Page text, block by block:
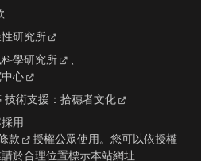
研究所
學研究所
、
心
技術支援： 拾穗者文化
用
款
授權公眾使用。您可以依授權
於合理位置標示本站網址